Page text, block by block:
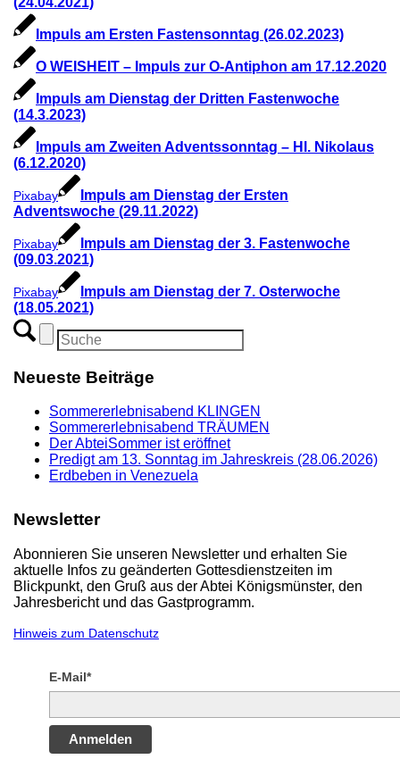
Impuls am Ersten Fastensonntag (26.02.2023)
O WEISHEIT – Impuls zur O-Antiphon am 17.12.2020
Impuls am Dienstag der Dritten Fastenwoche
(14.3.2023)
Impuls am Zweiten Adventssonntag – Hl. Nikolaus
(6.12.2020)
Pixabay
Impuls am Dienstag der Ersten
Adventswoche (29.11.2022)
Pixabay
Impuls am Dienstag der 3. Fastenwoche
(09.03.2021)
Pixabay
Impuls am Dienstag der 7. Osterwoche
(18.05.2021)
Neueste Beiträge
Sommererlebnisabend KLINGEN
Sommererlebnisabend TRÄUMEN
Der AbteiSommer ist eröffnet
Predigt am 13. Sonntag im Jahreskreis (28.06.2026)
Erdbeben in Venezuela
Newsletter
Abonnieren Sie unseren Newsletter und erhalten Sie
aktuelle Infos zu geänderten Gottesdienstzeiten im
Blickpunkt, den Gruß aus der Abtei Königsmünster, den
Jahresbericht und das Gastprogramm.
Hinweis zum Datenschutz
E-Mail*
Anmelden